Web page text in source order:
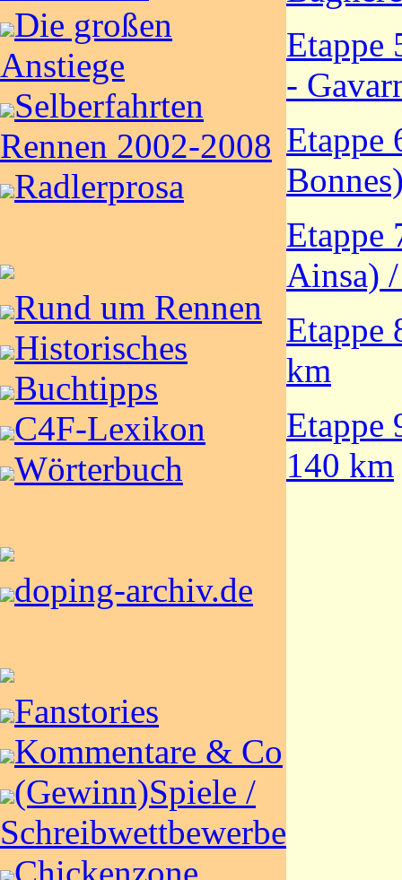
Die großen
Anstiege
Selberfahrten
Rennen 2002-2008
Radlerprosa
Rund um Rennen
Historisches
Buchtipps
C4F-Lexikon
Wörterbuch
doping-archiv.de
Fanstories
Kommentare & Co
(Gewinn)Spiele /
Schreibwettbewerbe
Etappe
-
Etappe
Etappe
Ainsa)
Etappe
km
Etappe
140 km